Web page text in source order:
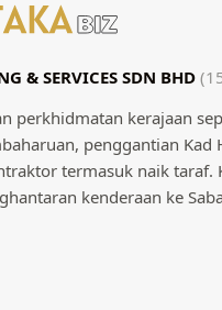
& SERVICES SDN BHD
perkhidmatan kerajaan
penggantian Kad
termasuk naik taraf.
kenderaan ke